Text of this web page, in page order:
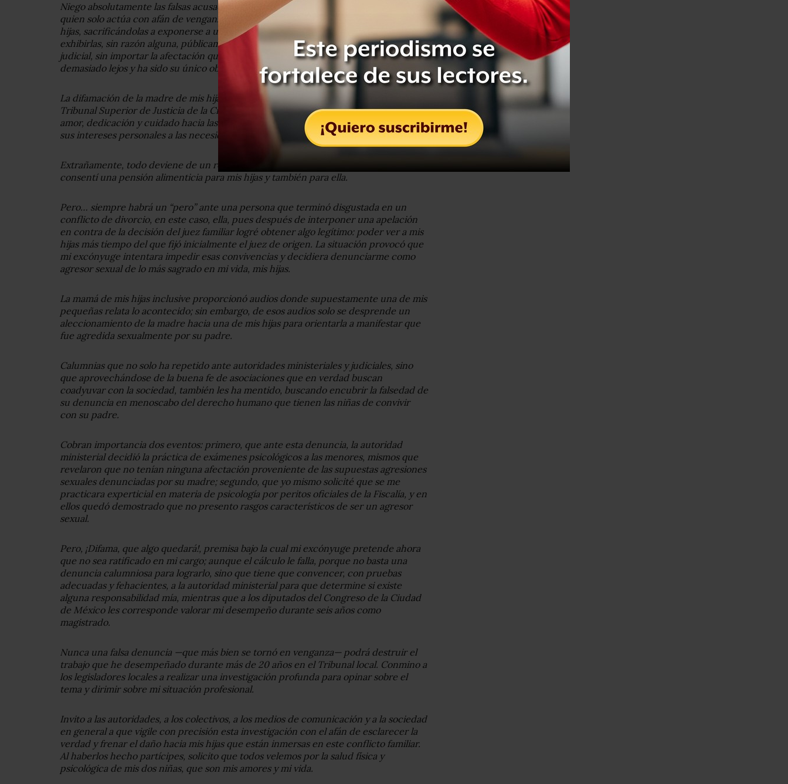
Niego absolutamente las falsas acusaciones que me son imputadas por mi exesposa,
quien solo actúa con afán de venganza personal, sin reparo en el daño hacia nuestras
hijas, sacrificándolas a exponerse a una sarta de mentiras que las perjudican y
exhibirlas, sin razón alguna, públicamente. Su intención de manchar mi carrera
judicial, sin importar la afectación que causa directamente a las niñas, ha ido
demasiado lejos y ha sido su único objetivo.
La difamación de la madre de mis hijas en mi contra, magistrado integrante del
Tribunal Superior de Justicia de la Ciudad de México, a quien antes le reconoció el
amor, dedicación y cuidado hacia las niñas de 5 y 7 años respectivamente, antepone
sus intereses personales a las necesidades afectivas de las niñas.
Extrañamente, todo deviene de un reciente juicio de divorcio (abril de 2019) donde
consentí una pensión alimenticia para mis hijas y también para ella.
Pero… siempre habrá un “pero” ante una persona que terminó disgustada en un
conflicto de divorcio, en este caso, ella, pues después de interponer una apelación
en contra de la decisión del juez familiar logré obtener algo legítimo: poder ver a mis
hijas más tiempo del que fijó inicialmente el juez de origen. La situación provocó que
mi excónyuge intentara impedir esas convivencias y decidiera denunciarme como
agresor sexual de lo más sagrado en mi vida, mis hijas.
La mamá de mis hijas inclusive proporcionó audios donde supuestamente una de mis
pequeñas relata lo acontecido; sin embargo, de esos audios solo se desprende un
aleccionamiento de la madre hacia una de mis hijas para orientarla a manifestar que
fue agredida sexualmente por su padre.
Calumnias que no solo ha repetido ante autoridades ministeriales y judiciales, sino
que aprovechándose de la buena fe de asociaciones que en verdad buscan
coadyuvar con la sociedad, también les ha mentido, buscando encubrir la falsedad de
su denuncia en menoscabo del derecho humano que tienen las niñas de convivir
con su padre.
Cobran importancia dos eventos: primero, que ante esta denuncia, la autoridad
ministerial decidió la práctica de exámenes psicológicos a las menores, mismos que
revelaron que no tenían ninguna afectación proveniente de las supuestas agresiones
sexuales denunciadas por su madre; segundo, que yo mismo solicité que se me
practicara experticial en materia de psicología por peritos oficiales de la Fiscalía, y en
ellos quedó demostrado que no presento rasgos característicos de ser un agresor
sexual.
Pero, ¡Difama, que algo quedará!, premisa bajo la cual mi excónyuge pretende ahora
que no sea ratificado en mi cargo; aunque el cálculo le falla, porque no basta una
denuncia calumniosa para lograrlo, sino que tiene que convencer, con pruebas
adecuadas y fehacientes, a la autoridad ministerial para que determine si existe
alguna responsabilidad mía, mientras que a los diputados del Congreso de la Ciudad
de México les corresponde valorar mi desempeño durante seis años como
magistrado.
Nunca una falsa denuncia —que más bien se tornó en venganza— podrá destruir el
trabajo que he desempeñado durante más de 20 años en el Tribunal local. Conmino a
los legisladores locales a realizar una investigación profunda para opinar sobre el
tema y dirimir sobre mi situación profesional.
Invito a las autoridades, a los colectivos, a los medios de comunicación y a la sociedad
en general a que vigile con precisión esta investigación con el afán de esclarecer la
verdad y frenar el daño hacia mis hijas que están inmersas en este conflicto familiar.
Al haberlos hecho partícipes, solicito que todos velemos por la salud física y
psicológica de mis dos niñas, que son mis amores y mi vida.